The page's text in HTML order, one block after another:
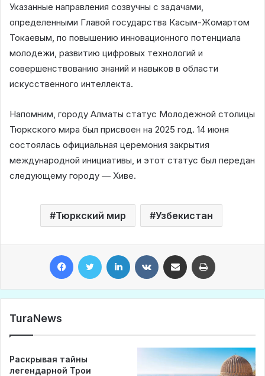
Указанные направления созвучны с задачами,
определенными Главой государства Касым-Жомартом
Токаевым, по повышению инновационного потенциала
молодежи, развитию цифровых технологий и
совершенствованию знаний и навыков в области
искусственного интеллекта.
Напомним, городу Алматы статус Молодежной столицы
Тюркского мира был присвоен на 2025 год. 14 июня
состоялась официальная церемония закрытия
международной инициативы, и этот статус был передан
следующему городу — Хиве.
Тюркский мир Узбекистан
TuraNews
Раскрывая тайны
легендарной Трои